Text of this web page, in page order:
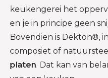
keukengerei het
en je in principe geen
Bovendien is Dekton®,
composiet of
platen. Dat kan van